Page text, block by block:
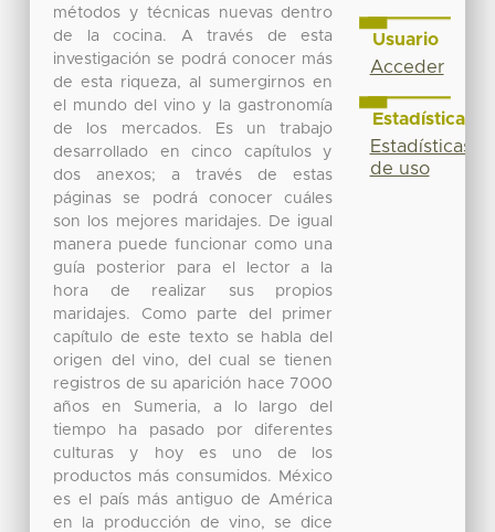
métodos y técnicas nuevas dentro
de la cocina. A través de esta
investigación se podrá conocer más
de esta riqueza, al sumergirnos en
el mundo del vino y la gastronomía
de los mercados. Es un trabajo
desarrollado en cinco capítulos y
dos anexos; a través de estas
páginas se podrá conocer cuáles
son los mejores maridajes. De igual
manera puede funcionar como una
guía posterior para el lector a la
hora de realizar sus propios
maridajes. Como parte del primer
capítulo de este texto se habla del
origen del vino, del cual se tienen
registros de su aparición hace 7000
años en Sumeria, a lo largo del
tiempo ha pasado por diferentes
culturas y hoy es uno de los
productos más consumidos. México
es el país más antiguo de América
en la producción de vino, se dice
Usuario
Acceder
Estadísticas
Estadísticas
de uso